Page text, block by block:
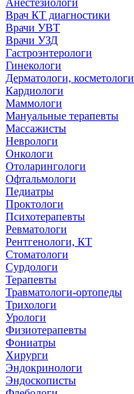
Анестезиологи
Врач КТ диагностики
Врачи УВТ
Врачи УЗД
Гастроэнтерологи
Гинекологи
Дерматологи, косметологи
Кардиологи
Маммологи
Мануальные терапевты
Массажисты
Неврологи
Онкологи
Отоларингологи
Офтальмологи
Педиатры
Проктологи
Психотерапевты
Ревматологи
Рентгенологи, КТ
Стоматологи
Сурдологи
Терапевты
Травматологи-ортопеды
Трихологи
Урологи
Физиотерапевты
Фониатры
Хирурги
Эндокринологи
Эндоскописты